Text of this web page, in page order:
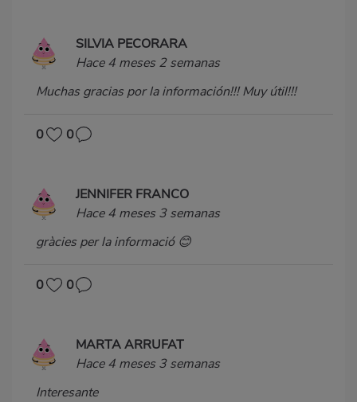
SILVIA PECORARA
Hace 4 meses 2 semanas
Muchas gracias por la información!!! Muy útil!!!
0 0
JENNIFER FRANCO
Hace 4 meses 3 semanas
gràcies per la informació 😊
0 0
MARTA ARRUFAT
Hace 4 meses 3 semanas
Interesante